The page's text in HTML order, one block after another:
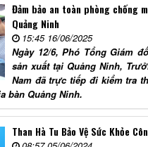
Đảm bảo an toàn phòng chống
Quảng Ninh
15:45 16/06/2025
Ngày 12/6, Phó Tổng Giám
sản xuất tại Quảng Ninh,
Nam đã trực tiếp đi kiểm tra
bàn Quảng Ninh.
Than Hà Tu Bảo Vệ Sức Khỏe